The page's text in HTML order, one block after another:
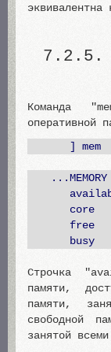
эквивалентна
7.2.5.
Команда
оперативной
] mem
core
free
busy
Строчка
памяти,
памяти,
свободной
занятой